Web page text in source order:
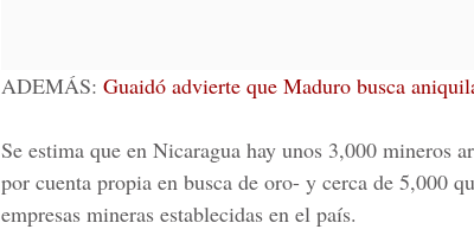
ADEMÁS: Guaidó advierte que Maduro busca
Se estima que en Nicaragua hay unos 3,000 mineros
por cuenta propia en busca de oro- y cerca de 5,000
empresas mineras establecidas en el país.